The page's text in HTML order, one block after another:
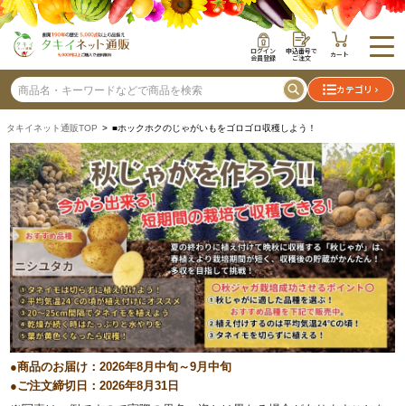
ログイン
会員登録
申込番号で
ご注文 カート
カテゴリ
タキイネット通販TOP > ■ホックホクのじゃがいもをゴロゴロ収穫しよう！
●商品のお届け：2026年8月中旬～9月中旬
●ご注文締切日：2026年8月31日